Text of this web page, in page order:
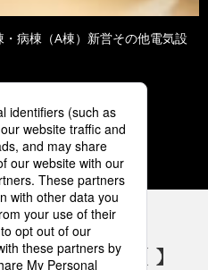
病棟（A棟）新営その他電気設
4 5
備 SNSアカウント